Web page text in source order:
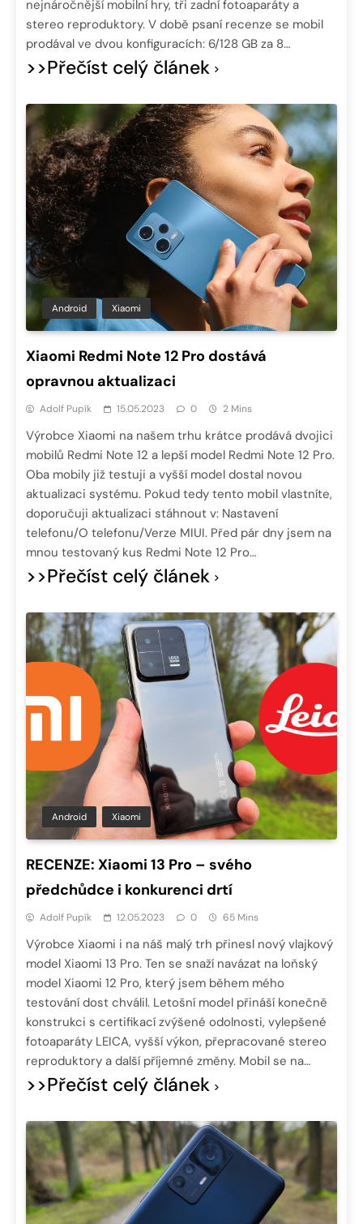
nejnáročnější mobilní hry, tři zadní fotoaparáty a
stereo reproduktory. V době psaní recenze se mobil
prodával ve dvou konfiguracích: 6/128 GB za 8…
>>Přečíst celý článek
Android Xiaomi
Xiaomi Redmi Note 12 Pro dostává
opravnou aktualizaci
Adolf Pupík 15.05.2023 0 2 Mins
Výrobce Xiaomi na našem trhu krátce prodává dvojici
mobilů Redmi Note 12 a lepší model Redmi Note 12 Pro.
Oba mobily již testuji a vyšší model dostal novou
aktualizaci systému. Pokud tedy tento mobil vlastníte,
doporučuji aktualizaci stáhnout v: Nastavení
telefonu/O telefonu/Verze MIUI. Před pár dny jsem na
mnou testovaný kus Redmi Note 12 Pro…
>>Přečíst celý článek
Android Xiaomi
RECENZE: Xiaomi 13 Pro – svého
předchůdce i konkurenci drtí
Adolf Pupík 12.05.2023 0 65 Mins
Výrobce Xiaomi i na náš malý trh přinesl nový vlajkový
model Xiaomi 13 Pro. Ten se snaží navázat na loňský
model Xiaomi 12 Pro, který jsem během mého
testování dost chválil. Letošní model přináší konečně
konstrukci s certifikací zvýšené odolnosti, vylepšené
fotoaparáty LEICA, vyšší výkon, přepracované stereo
reproduktory a další příjemné změny. Mobil se na…
>>Přečíst celý článek